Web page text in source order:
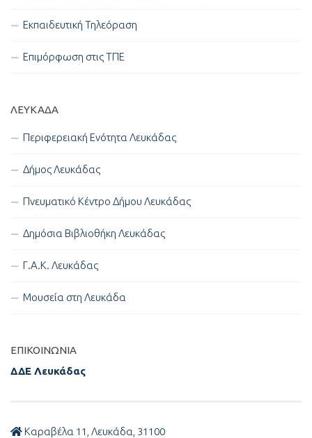
Εκπαιδευτική Τηλεόραση
Επιμόρφωση στις ΤΠΕ
ΛΕΥΚΑΔΑ
Περιφερειακή Ενότητα Λευκάδας
Δήμος Λευκάδας
Πνευματικό Κέντρο Δήμου Λευκάδας
Δημόσια Βιβλιοθήκη Λευκάδας
Γ.Α.Κ. Λευκάδας
Μουσεία στη Λευκάδα
ΕΠΙΚΟΙΝΩΝΊΑ
ΔΔΕ Λευκάδας
Καραβέλα 11, Λευκάδα, 31100